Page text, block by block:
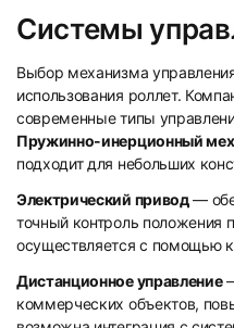
Системы
Выбор механизма
использования роллет.
современные типы
Пружинно-инерционный
подходит для небольших
Электрический привод—
точный контроль положения
осуществляется с помощью
Дистанционное управление
коммерческих объектов,